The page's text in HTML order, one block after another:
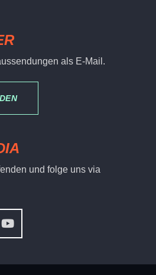
als E-Mail.
und folge uns via